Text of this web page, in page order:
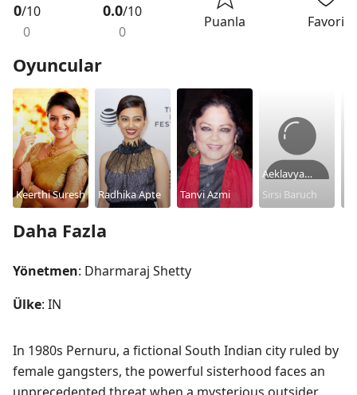
0/10
0
0.0/10
0
Puanla Favori
Oyuncular
Keerthi Suresh Radhika Apte Tanvi Azmi
Aeklavya
Tomer
Sirsi Baruch
Daha Fazla
Yönetmen: Dharmaraj Shetty
Ülke: IN
In 1980s Pernuru, a fictional South Indian city ruled by
female gangsters, the powerful sisterhood faces an